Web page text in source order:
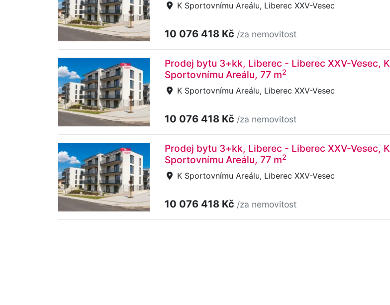
K Sportovnímu Areálu, Liberec XXV-Vesec
10 076 418 Kč /za nemovitost
Prodej bytu 3+kk, Liberec - Liberec XXV-Vesec, K
Sportovnímu Areálu, 77 m2
K Sportovnímu Areálu, Liberec XXV-Vesec
10 076 418 Kč /za nemovitost
Prodej bytu 3+kk, Liberec - Liberec XXV-Vesec, K
Sportovnímu Areálu, 77 m2
K Sportovnímu Areálu, Liberec XXV-Vesec
10 076 418 Kč /za nemovitost